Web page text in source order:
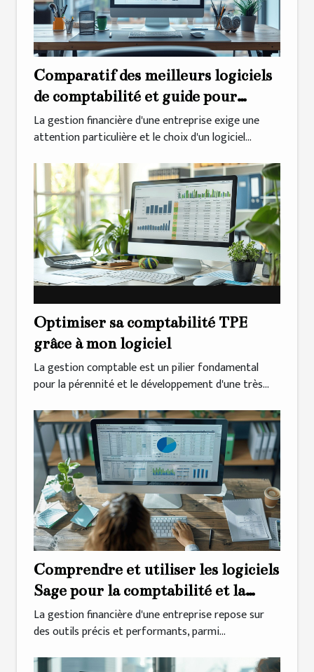
Comparatif des meilleurs logiciels
de comptabilité et guide pour
l'export comptable sur
Woocommerce
La gestion financière d'une entreprise exige une
attention particulière et le choix d'un logiciel...
Optimiser sa comptabilité TPE
grâce à mon logiciel
La gestion comptable est un pilier fondamental
pour la pérennité et le développement d'une très...
Comprendre et utiliser les logiciels
Sage pour la comptabilité et la
facturation : définition, connexion,
prix et alternatives gratuites
La gestion financière d'une entreprise repose sur
des outils précis et performants, parmi...